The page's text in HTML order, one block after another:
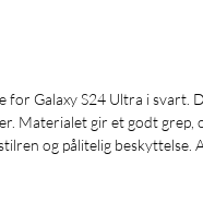
Materialet gir et godt
og pålitelig beskyttelse.